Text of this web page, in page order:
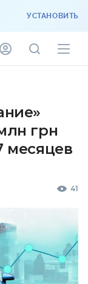
УСТАНОВИТЬ
грн
месяцев
41